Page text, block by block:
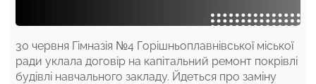
30 червня Гімназія №4 Горішньоплавнівської міської
ради уклала договір на капітальний ремонт покрівлі
будівлі навчального закладу. Йдеться про заміну